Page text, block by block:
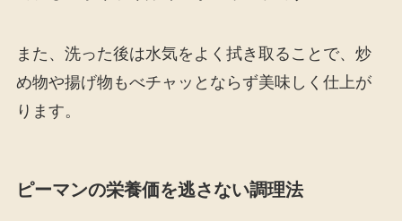
また、洗った後は水気をよく拭き取ることで、炒
め物や揚げ物もべチャッとならず美味しく仕上が
ります。
ピーマンの栄養価を逃さない調理法